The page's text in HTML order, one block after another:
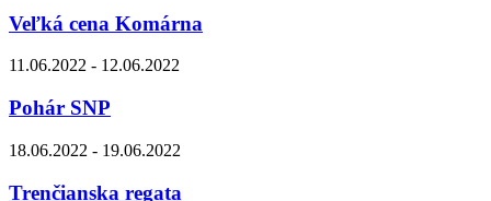
Veľká cena Komárna
11.06.2022 - 12.06.2022
Pohár SNP
18.06.2022 - 19.06.2022
Trenčianska regata